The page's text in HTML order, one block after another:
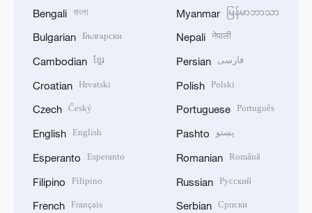
Bengali বাংলা
Bulgarian Български
Cambodian ខ្មែរ
Croatian Hrvatski
Czech Český
English English
Esperanto Esperanto
Filipino Filipino
French Français
Myanmar မြန်မာဘာသာ
Nepali नेपाली
Persian فارسی
Polish Polski
Portuguese Português
Pashto پښتو
Romanian Română
Russian Русский
Serbian Српски